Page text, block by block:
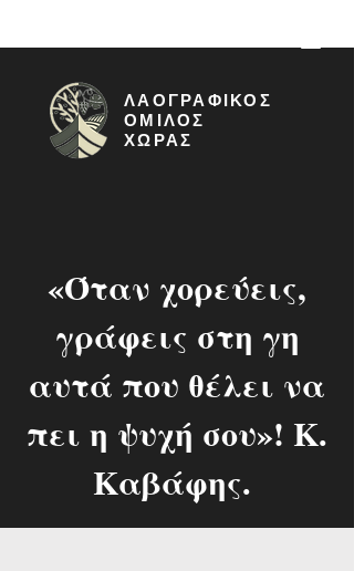
ΛΑΟΓΡΑΦΙΚΟΣ
ΟΜΙΛΟΣ
ΧΩΡΑΣ
«Όταν χορεύεις,
γράφεις στη γη
αυτά που θέλει να
πει η ψυχή σου»! Κ.
Καβάφης.